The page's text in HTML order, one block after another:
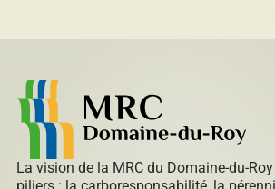
La vision de la MRC du Domaine-du-
piliers : la carboresponsabilité, la